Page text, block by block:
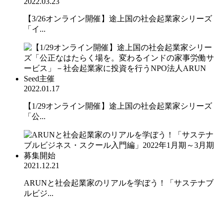
【3/26オンライン開催】途上国の社会起業家シリーズ
「イ...
2022.01.17
【1/29オンライン開催】途上国の社会起業家シリーズ
「公...
2021.12.21
ARUNと社会起業家のリアルを学ぼう！「サステナブ
ルビジ...